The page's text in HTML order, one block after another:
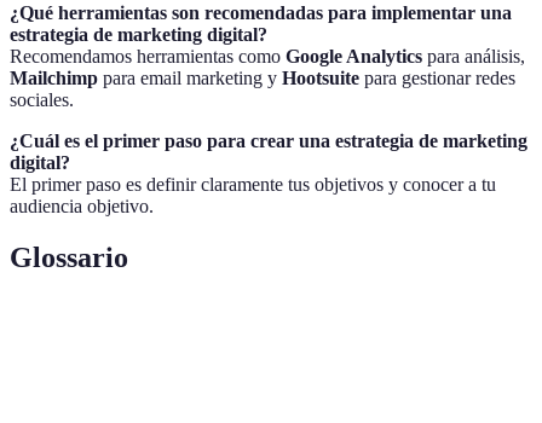
¿Qué herramientas son recomendadas para implementar una
estrategia de marketing digital?
Recomendamos herramientas como Google Analytics para análisis,
Mailchimp para email marketing y Hootsuite para gestionar redes
sociales.
¿Cuál es el primer paso para crear una estrategia de marketing
digital?
El primer paso es definir claramente tus objetivos y conocer a tu
audiencia objetivo.
Glossario